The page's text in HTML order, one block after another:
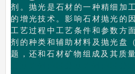
剂。抛光是石材的一种精细加
的增光技术。影响石材抛光的
工艺过程中工艺条件和参数方
剂的种类和辅助材料及抛光盘
题，还和石材矿物组成及其质量